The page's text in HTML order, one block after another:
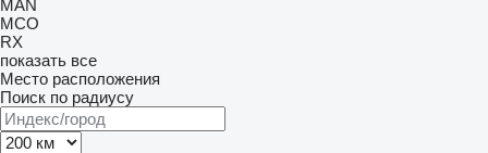
MAN
MCO
RX
показать все
Место расположения
Поиск по радиусу